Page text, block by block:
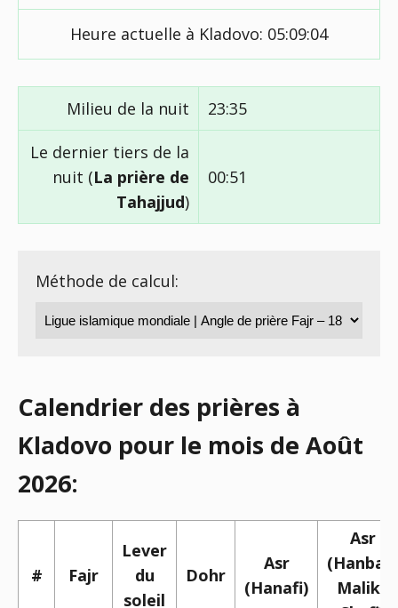
Heure actuelle à Kladovo: 05:09:04
Milieu de la nuit 23:35
Le dernier tiers de la
nuit (La prière de
Tahajjud)
00:51
Méthode de calcul:
Calendrier des prières à
Kladovo pour le mois de Août
2026:
# Fajr
Lever
du
soleil
Dohr
Asr
(Hanafi)
Asr
(Hanbali,
Maliki,